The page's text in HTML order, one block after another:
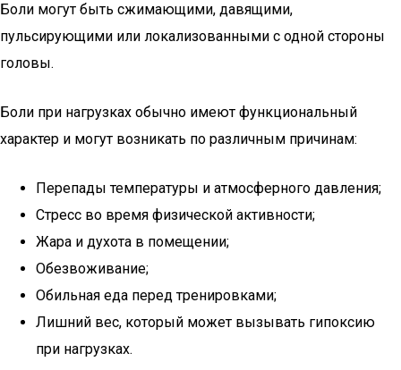
Боли могут быть сжимающими, давящими,
пульсирующими или локализованными с одной стороны
головы.
Боли при нагрузках обычно имеют функциональный
характер и могут возникать по различным причинам:
Перепады температуры и атмосферного давления;
Стресс во время физической активности;
Жара и духота в помещении;
Обезвоживание;
Обильная еда перед тренировками;
Лишний вес, который может вызывать гипоксию
при нагрузках.